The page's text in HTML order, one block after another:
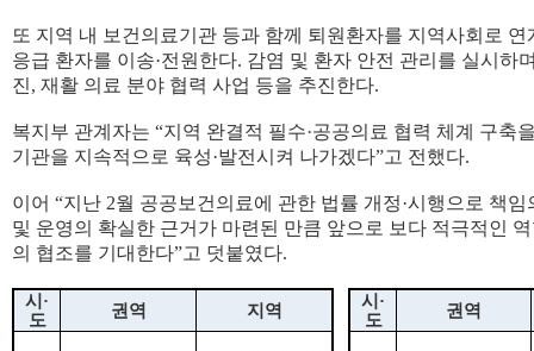
또 지역 내 보건의료기관 등과 함께 퇴원환자를 지역사회로 연
응급 환자를 이송·전원한다. 감염 및 환자 안전 관리를 실시하
진, 재활 의료 분야 협력 사업 등을 추진한다.
복지부 관계자는 “지역 완결적 필수·공공의료 협력 체계 구축
기관을 지속적으로 육성·발전시켜 나가겠다”고 전했다.
이어 “지난 2월 공공보건의료에 관한 법률 개정·시행으로 책
및 운영의 확실한 근거가 마련된 만큼 앞으로 보다 적극적인
의 협조를 기대한다”고 덧붙였다.
시 ·
도
권역 지역 시 ·
도
권역